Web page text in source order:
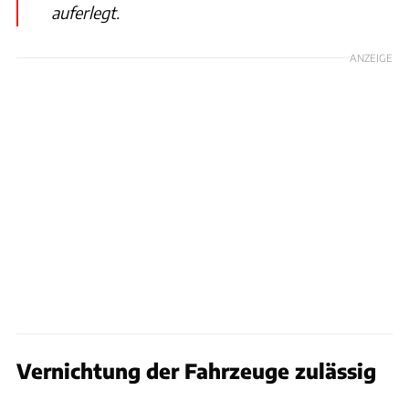
auferlegt.
ANZEIGE
Vernichtung der Fahrzeuge zulässig